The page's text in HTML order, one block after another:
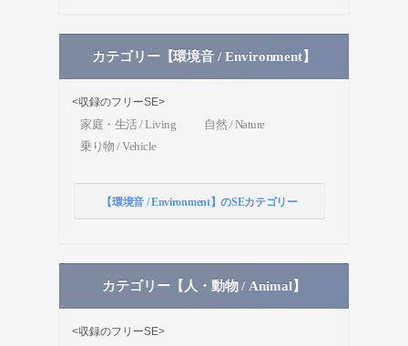
カテゴリー【環境音 / Environment】
<収録のフリーSE>
家庭・生活 / Living
自然 / Nature
乗り物 / Vehicle
【環境音 / Environment】のSEカテゴリー
カテゴリー【人・動物 / Animal】
<収録のフリーSE>